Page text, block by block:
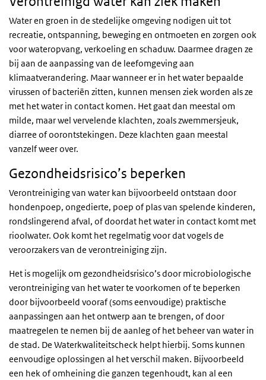
Water en groen in de stedelijke omgeving nodigen uit tot
recreatie, ontspanning, beweging en ontmoeten en zorgen ook
voor wateropvang, verkoeling en schaduw. Daarmee dragen ze
bij aan de aanpassing van de leefomgeving aan
klimaatverandering. Maar wanneer er in het water bepaalde
virussen of bacteriën zitten, kunnen mensen ziek worden als ze
met het water in contact komen. Het gaat dan meestal om
milde, maar wel vervelende klachten, zoals zwemmersjeuk,
diarree of oorontstekingen. Deze klachten gaan meestal
vanzelf weer over.
Gezondheidsrisico’s beperken
Verontreiniging van water kan bijvoorbeeld ontstaan door
hondenpoep, ongedierte, poep of plas van spelende kinderen,
rondslingerend afval, of doordat het water in contact komt met
rioolwater. Ook komt het regelmatig voor dat vogels de
veroorzakers van de verontreiniging zijn.
Het is mogelijk om gezondheidsrisico’s door microbiologische
verontreiniging van het water te voorkomen of te beperken
door bijvoorbeeld vooraf (soms eenvoudige) praktische
aanpassingen aan het ontwerp aan te brengen, of door
maatregelen te nemen bij de aanleg of het beheer van water in
de stad. De Waterkwaliteitscheck helpt hierbij. Soms kunnen
eenvoudige oplossingen al het verschil maken. Bijvoorbeeld
een hek of omheining die ganzen tegenhoudt, kan al een